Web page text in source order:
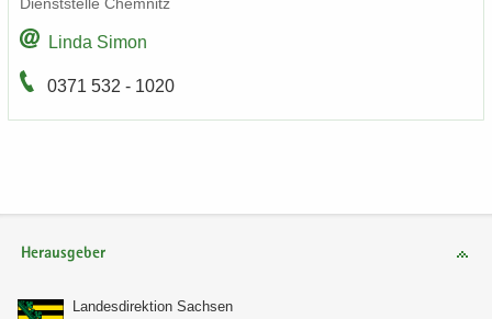
Dienst­stel­le Chem­nitz
Linda Simon
0371 532 - 1020
Herausgeber
Lan­des­di­rek­ti­on Sach­sen